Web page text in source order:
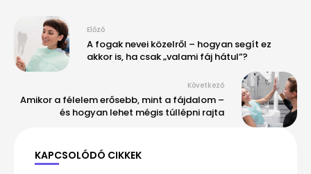
Előző
A fogak nevei közelről – hogyan segít ez
akkor is, ha csak „valami fáj hátul”?
Következő
Amikor a félelem erősebb, mint a fájdalom –
és hogyan lehet mégis túllépni rajta
KAPCSOLÓDÓ CIKKEK